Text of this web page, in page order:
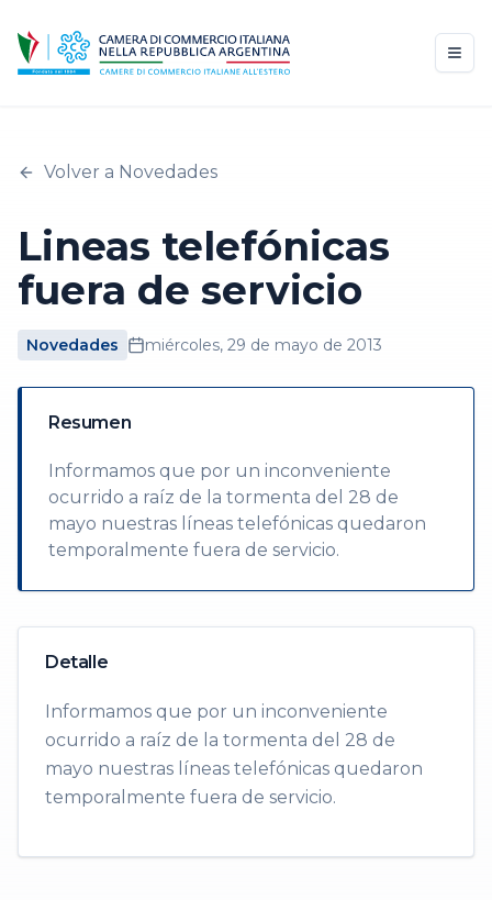
Volver a Novedades
Lineas telefónicas
fuera de servicio
Novedades miércoles, 29 de mayo de 2013
Resumen
Informamos que por un inconveniente
ocurrido a raíz de la tormenta del 28 de
mayo nuestras líneas telefónicas quedaron
temporalmente fuera de servicio.
Detalle
Informamos que por un inconveniente
ocurrido a raíz de la tormenta del 28 de
mayo nuestras líneas telefónicas quedaron
temporalmente fuera de servicio.